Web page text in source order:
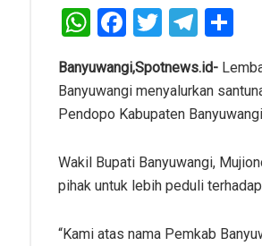
W
h
at
s
p
p
F
a
ce
b
o
k
T
wi
tt
er
T
el
e
gr
m
ar
e
Banyuwangi,Spotnews.id-
Banyuwangi menyalurkan
Pendopo Kabupaten
Wakil Bupati Banyuwangi,
pihak untuk lebih peduli
“Kami atas nama Pemkab